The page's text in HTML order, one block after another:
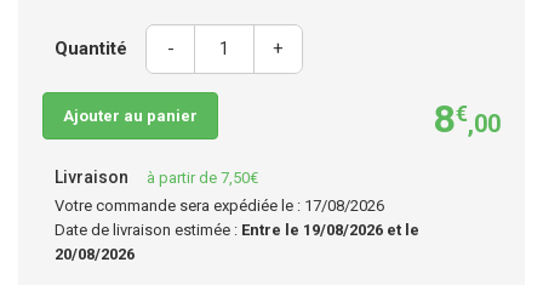
Quantité - +
Ajouter au panier 8€,00
Livraison
à partir de 7,50€
Votre commande sera expédiée le : 17/08/2026
Date de livraison estimée : Entre le 19/08/2026 et le
20/08/2026